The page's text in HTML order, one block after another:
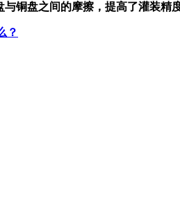
铜盘之间的摩擦，提高了灌装精
？